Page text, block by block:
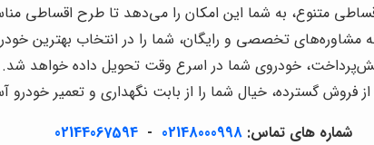
متنوع، به شما این امکان را می‌دهد تا طرح اقساطی
مشاوره‌های تخصصی و رایگان، شما را در انتخاب بهترین
خودروی شما در اسرع وقت تحویل داده خواهد شد.
فروش گسترده، خیال شما را از بابت نگهداری و تعمیر خودرو
شماره های تماس:02148000998
-
02144067594